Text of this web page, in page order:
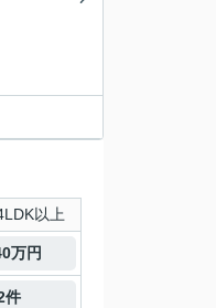
以上
万円
件